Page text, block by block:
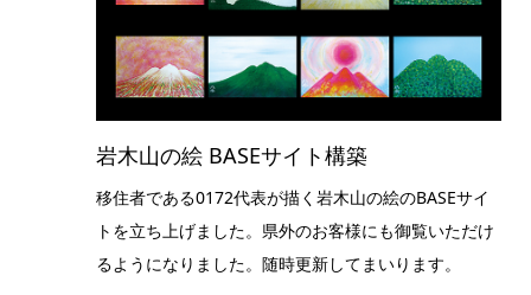
岩木山の絵 BASEサイト構築
移住者である0172代表が描く岩木山の絵のBASEサイ
トを立ち上げました。県外のお客様にも御覧いただけ
るようになりました。随時更新してまいります。